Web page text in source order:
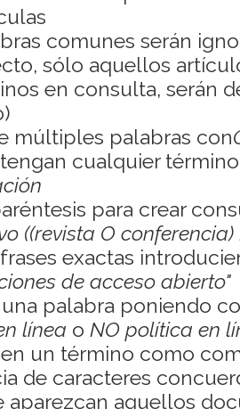
comunes serán
sólo aquellos
en consulta, serán
múltiples palabras con
cualquier
para crear
((revista O conferencia)
exactas
de acceso abierto"
una palabra poniendo
línea o NO política en
en un término como
de caracteres
aparezcan aquellos